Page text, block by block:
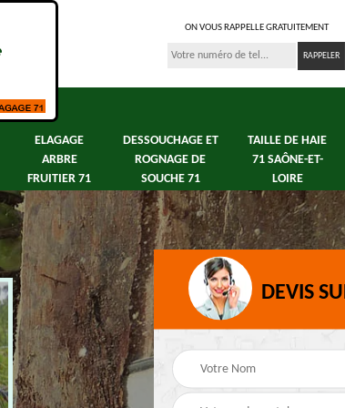
ON VOUS RAPPELLE GRATUITEMENT
ELAGAGE
ARBRE
FRUITIER 71
DESSOUCHAGE ET
ROGNAGE DE
SOUCHE 71
TAILLE DE HAIE
71 SAÔNE-ET-
LOIRE
Abattage d'arbres 71
Saône-et-Loire
DEVIS